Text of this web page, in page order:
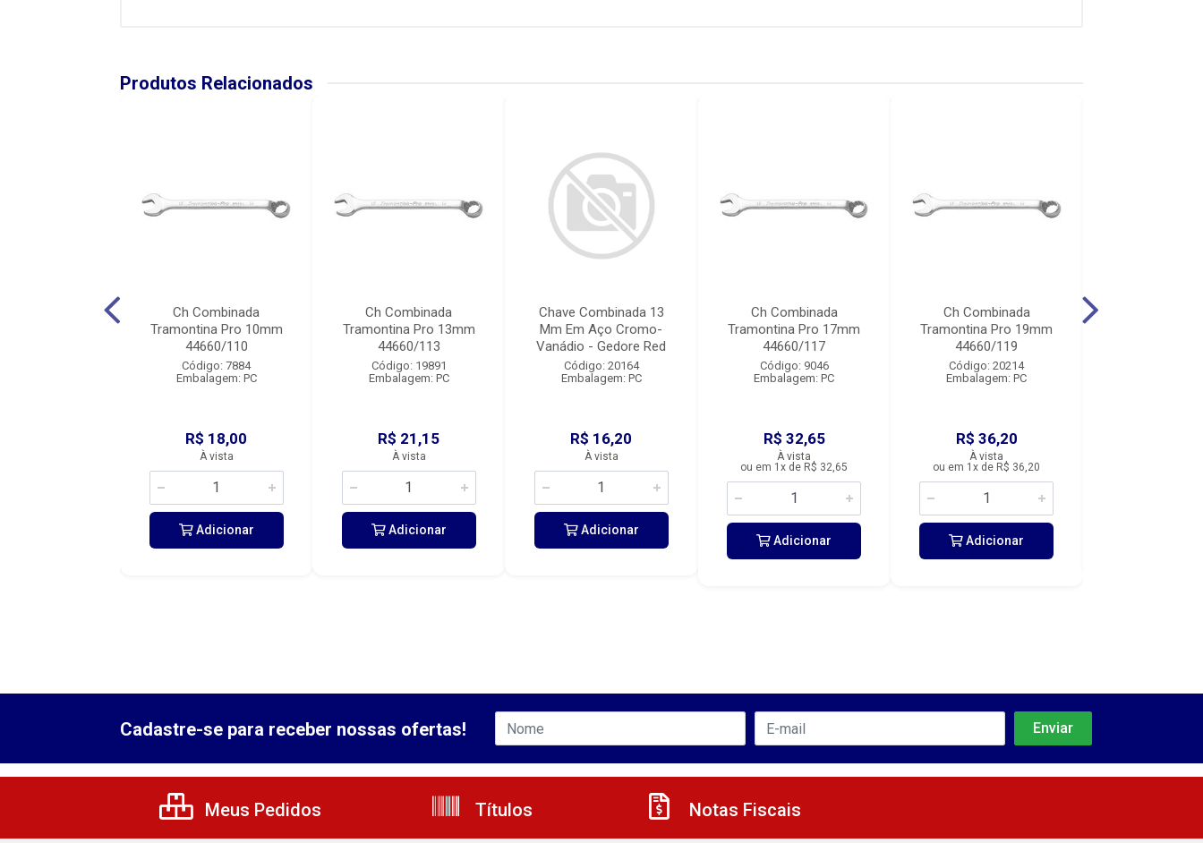
Produtos Relacionados
Ch Combinada
Tramontina Pro 10mm
44660/110
Código: 7884
Embalagem: PC
R$ 18,00
À vista
Adicionar
Ch Combinada
Tramontina Pro 13mm
44660/113
Código: 19891
Embalagem: PC
R$ 21,15
À vista
Adicionar
Chave Combinada 13
Mm Em Aço Cromo-
Vanádio - Gedore Red
Código: 20164
Embalagem: PC
R$ 16,20
À vista
Adicionar
Ch Combinada
Tramontina Pro 17mm
44660/117
Código: 9046
Embalagem: PC
R$ 32,65
À vista
ou em 1x de R$ 32,65
Adicionar
Ch Combinada
Tramontina Pro 19mm
44660/119
Código: 20214
Embalagem: PC
R$ 36,20
À vista
ou em 1x de R$ 36,20
Adicionar
Cadastre-se para receber nossas ofertas!
Meus Pedidos Títulos Notas Fiscais